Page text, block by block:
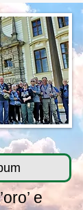
e